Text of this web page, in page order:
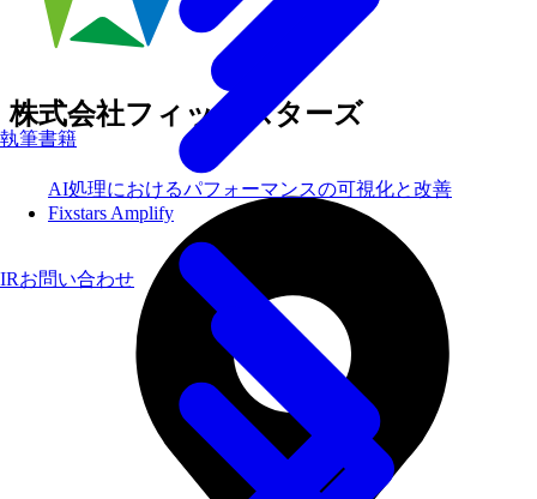
執筆書籍
AI処理におけるパフォーマンスの可視化と改善
Fixstars Amplify
IRお問い合わせ
株式会社フィックスターズ